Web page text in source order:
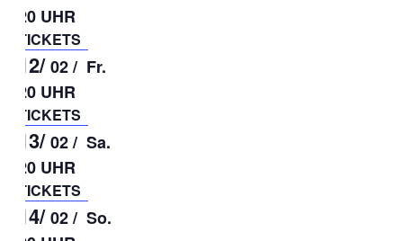
20 UHR
TICKETS
12/02 / Fr.
20 UHR
TICKETS
13/02 /Sa.
20 UHR
TICKETS
14/02 /So.